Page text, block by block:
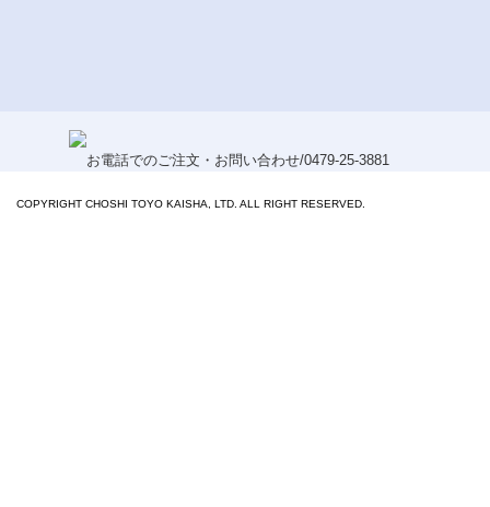
COPYRIGHT CHOSHI TOYO KAISHA, LTD. ALL RIGHT RESERVED.